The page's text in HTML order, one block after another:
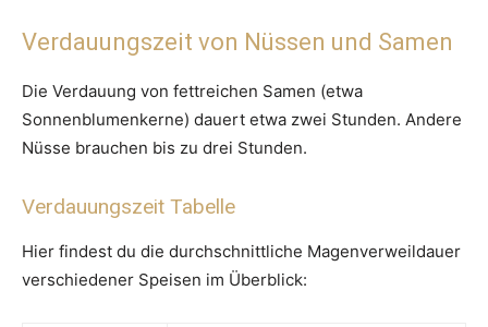
Verdauungszeit von Nüssen und Samen
Die Verdauung von fettreichen Samen (etwa
Sonnenblumenkerne) dauert etwa zwei Stunden. Andere
Nüsse brauchen bis zu drei Stunden.
Verdauungszeit Tabelle
Hier findest du die durchschnittliche Magenverweildauer
verschiedener Speisen im Überblick: